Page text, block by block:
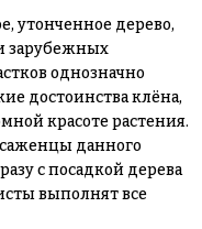
утонченное дерево,
зарубежных
однозначно
достоинства клёна,
красоте растения.
данного
с посадкой дерева
выполнят все